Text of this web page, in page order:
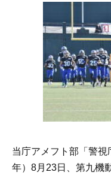
当庁アメフト部「警
年）8月23日、第九機